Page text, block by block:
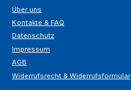
Über uns
Kontakte & FAQ
Datenschutz
Impressum
AGB
Widerrufsrecht & Widerrufsformular